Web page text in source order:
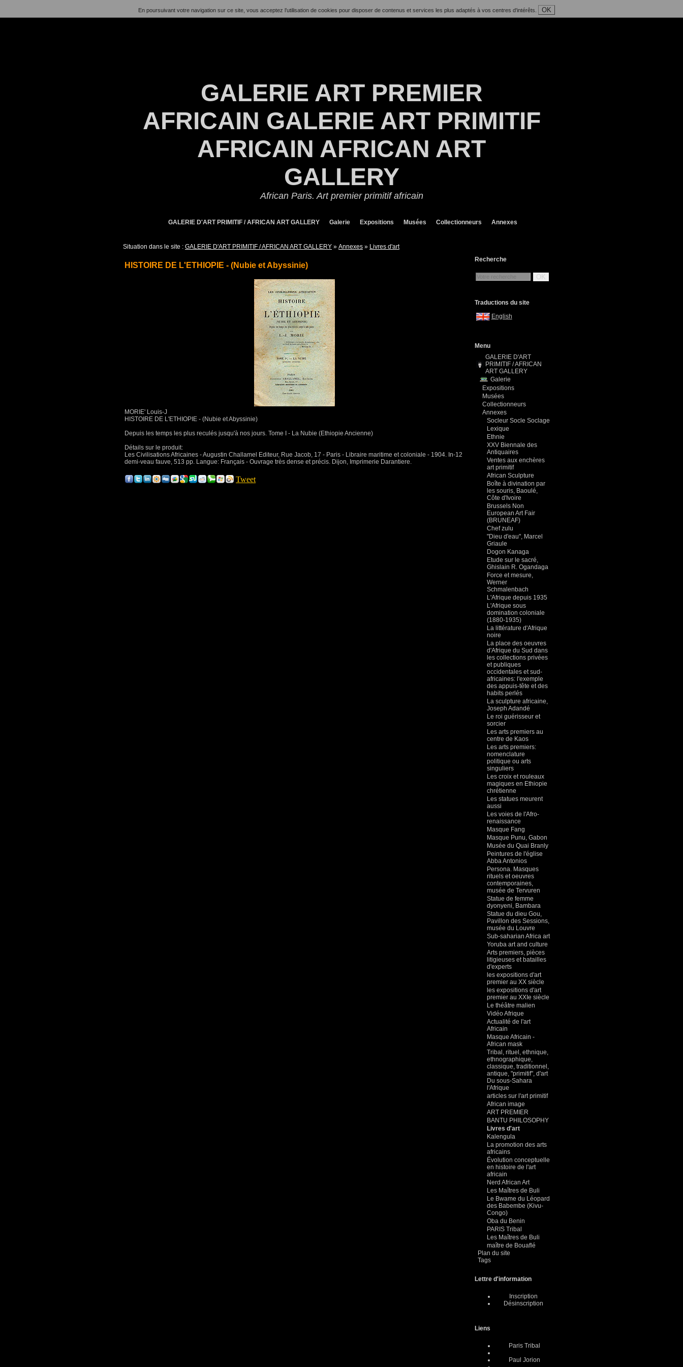
En poursuivant votre navigation sur ce site, vous acceptez l’utilisation de cookies pour disposer de contenus et services les plus adaptés à vos centres d'intérêts. OK
GALERIE ART PREMIER
AFRICAIN GALERIE ART PRIMITIF
AFRICAIN AFRICAN ART
GALLERY
African Paris. Art premier primitif africain
GALERIE D'ART PRIMITIF / AFRICAN ART GALLERY Galerie Expositions Musées Collectionneurs Annexes
Situation dans le site : GALERIE D'ART PRIMITIF / AFRICAN ART GALLERY » Annexes » Livres d'art
HISTOIRE DE L'ETHIOPIE - (Nubie et Abyssinie)
MORIE' Louis-J
HISTOIRE DE L'ETHIOPIE - (Nubie et Abyssinie)
Depuis les temps les plus reculés jusqu'à nos jours. Tome I - La Nubie (Ethiopie Ancienne)
Détails sur le produit:
Les Civilisations Africaines - Augustin Challamel Editeur, Rue Jacob, 17 - Paris - Libraire maritime et coloniale - 1904. In-12
demi-veau fauve, 513 pp. Langue: Français - Ouvrage très dense et précis. Dijon, Imprimerie Darantiere.
Tweet
Recherche
OK
Traductions du site
English
Menu
GALERIE D'ART
PRIMITIF / AFRICAN
ART GALLERY
Galerie
Expositions
Musées
Collectionneurs
Annexes
Socleur Socle Soclage
Lexique
Ethnie
XXV Biennale des
Antiquaires
Ventes aux enchères
art primitif
African Sculpture
Boîte à divination par
les souris, Baoulé,
Côte d'Ivoire
Brussels Non
European Art Fair
(BRUNEAF)
Chef zulu
"Dieu d'eau", Marcel
Griaule
Dogon Kanaga
Etude sur le sacré,
Ghislain R. Ogandaga
Force et mesure,
Werner
Schmalenbach
L'Afrique depuis 1935
L'Afrique sous
domination coloniale
(1880-1935)
La littérature d'Afrique
noire
La place des oeuvres
d'Afrique du Sud dans
les collections privées
et publiques
occidentales et sud-
africaines: l'exemple
des appuis-tête et des
habits perlés
La sculpture africaine,
Joseph Adandé
Le roi guérisseur et
sorcier
Les arts premiers au
centre de Kaos
Les arts premiers:
nomenclature
politique ou arts
singuliers
Les croix et rouleaux
magiques en Ethiopie
chrétienne
Les statues meurent
aussi
Les voies de l'Afro-
renaissance
Masque Fang
Masque Punu, Gabon
Musée du Quai Branly
Peintures de l'église
Abba Antonios
Persona. Masques
rituels et oeuvres
contemporaines,
musée de Tervuren
Statue de femme
dyonyeni, Bambara
Statue du dieu Gou,
Pavillon des Sessions,
musée du Louvre
Sub-saharian Africa art
Yoruba art and culture
Arts premiers, pièces
litigieuses et batailles
d'experts
les expositions d'art
premier au XX siècle
les expositions d'art
premier au XXIe siècle
Le théâtre malien
Vidéo Afrique
Actualité de l'art
Africain
Masque Africain -
African mask
Tribal, rituel, ethnique,
ethnographique,
classique, traditionnel,
antique, "primitif", d'art
Du sous-Sahara
l'Afrique
articles sur l'art primitif
African image
ART PREMIER
BANTU PHILOSOPHY
Livres d'art
Kalengula
La promotion des arts
africains
Évolution conceptuelle
en histoire de l'art
africain
Nerd African Art
Les Maîtres de Buli
Le Bwame du Léopard
des Babembe (Kivu-
Congo)
Oba du Benin
PARIS Tribal
Les Maîtres de Buli
maître de Bouaflé
Plan du site
Tags
Lettre d'information
Inscription
Désinscription
Liens
Paris Tribal
Paul Jorion